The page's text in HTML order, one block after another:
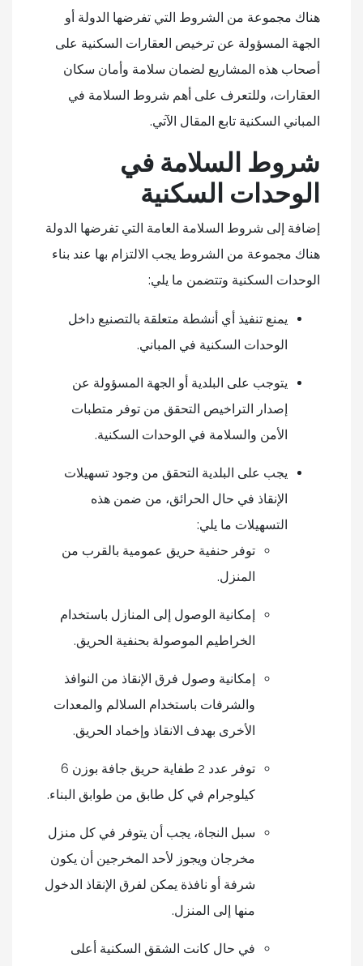
هناك مجموعة من الشروط التي تفرضها الدولة أو
الجهة المسؤولة عن ترخيص العقارات السكنية على
أصحاب هذه المشاريع لضمان سلامة وأمان سكان
العقارات، وللتعرف على أهم شروط السلامة في
المباني السكنية تابع المقال الآتي.
شروط السلامة في
الوحدات السكنية
إضافة إلى شروط السلامة العامة التي تفرضها الدولة
هناك مجموعة من الشروط يجب الالتزام بها عند بناء
الوحدات السكنية وتتضمن ما يلي:
يمنع تنفيذ أي أنشطة متعلقة بالتصنيع داخل
الوحدات السكنية في المباني.
يتوجب على البلدية أو الجهة المسؤولة عن
إصدار التراخيص التحقق من توفر متطبات
الأمن والسلامة في الوحدات السكنية.
يجب على البلدية التحقق من وجود تسهيلات
الإنقاذ في حال الحرائق، من ضمن هذه
التسهيلات ما يلي:
توفر حنفية حريق عمومية بالقرب من
المنزل.
إمكانية الوصول إلى المنازل باستخدام
الخراطيم الموصولة بحنفية الحريق.
إمكانية وصول فرق الإنقاذ من النوافذ
والشرفات باستخدام السلالم والمعدات
الأخرى بهدف الانقاذ وإخماد الحريق.
توفر عدد 2 طفاية حريق جافة بوزن 6
كيلوجرام في كل طابق من طوابق البناء.
سبل النجاة، يجب أن يتوفر في كل منزل
مخرجان ويجوز لأحد المخرجين أن يكون
شرفة أو نافذة يمكن لفرق الإنقاذ الدخول
منها إلى المنزل.
في حال كانت الشقق السكنية أعلى